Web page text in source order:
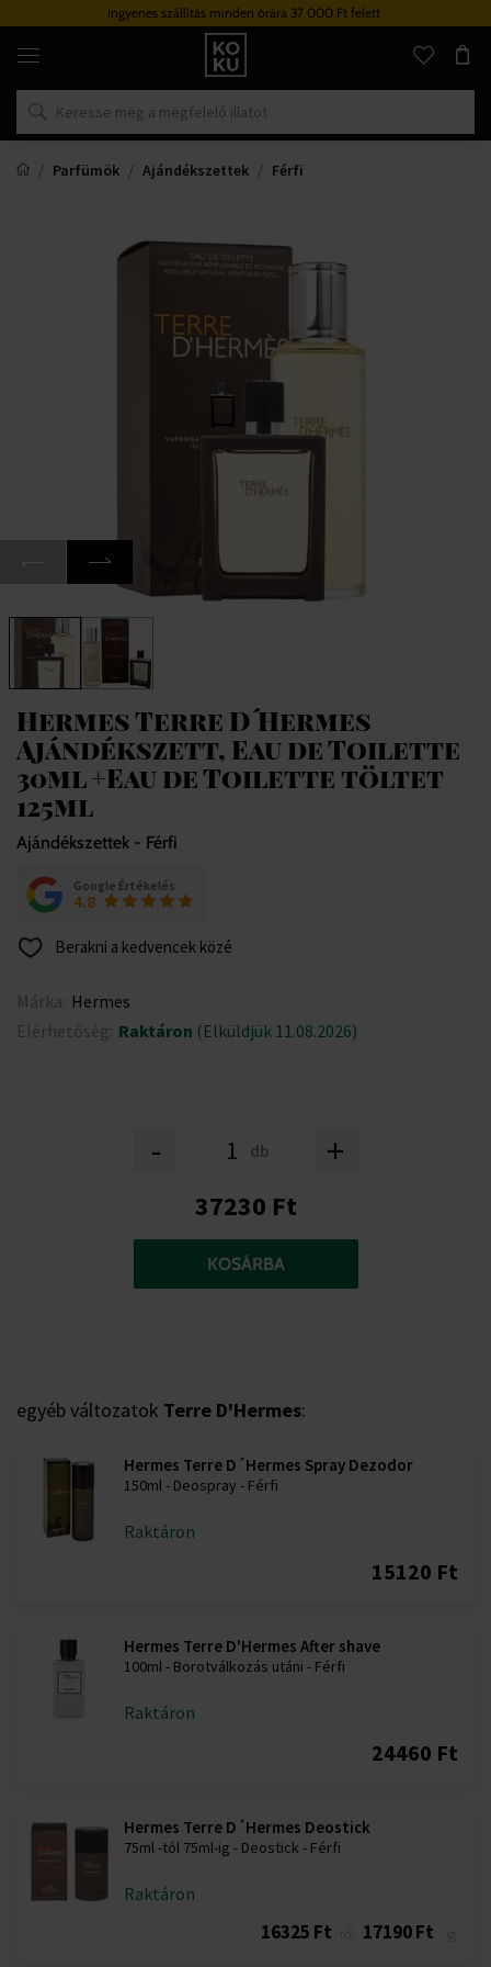
Ingyenes szállítás minden órára 37 000 Ft felett
Eredeti
parfümök
órák
egy
Parfümök Ajándékszettek Férfi
Hermes Terre D´Hermes
Ajándékszett, Eau de Toilette
30ml +Eau de Toilette töltet
125ml
Ajándékszettek - Férfi
Google Értékelés
4.8
Berakni a kedvencek közé
Márka: Hermes
Elérhetőség: Raktáron (Elküldjük 11.08.2026)
- db +
37230 Ft
KOSÁRBA
egyéb változatok Terre D'Hermes:
Hermes Terre D´Hermes Spray Dezodor
150ml - Deospray - Férfi
Raktáron
15120 Ft
Hermes Terre D'Hermes After shave
100ml - Borotválkozás utáni - Férfi
Raktáron
24460 Ft
Hermes Terre D´Hermes Deostick
75ml -tól 75ml-ig - Deostick - Férfi
Raktáron
16325 Ft 17190 Ft